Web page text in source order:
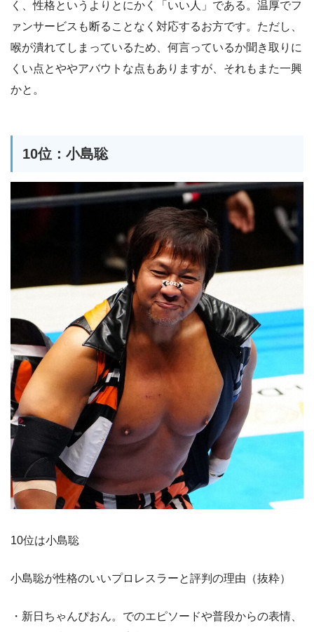
く、性格というよりとにかく「いい人」である。温厚でフ
ァンサービスも断ることなく対応するお方です。ただし、
喉が潰れてしまっているため、何言っているか聞き取りに
くい点とややアバウトな点もありますが、それもまた一興
かと。
10位：小島聡
10位は小島聡
小島聡が性格のいいプロレスラーと評判の理由（抜粋）
・新日ちゃんぴおん。でのエピソードや普段からの表情、